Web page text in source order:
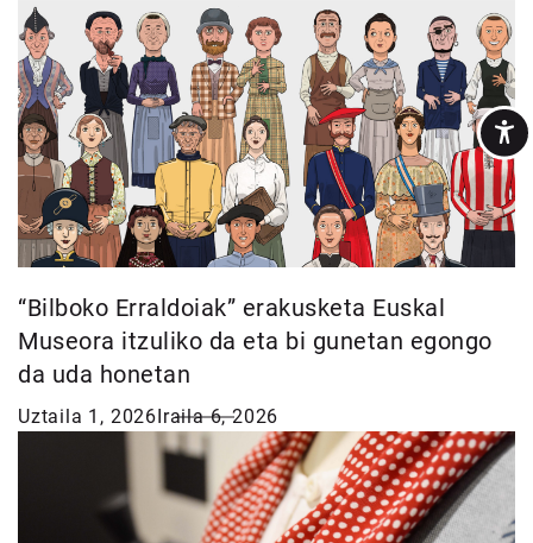
“Bilboko Erraldoiak” erakusketa Euskal
Museora itzuliko da eta bi gunetan egongo
da uda honetan
Uztaila 1, 2026Iraila 6, 2026